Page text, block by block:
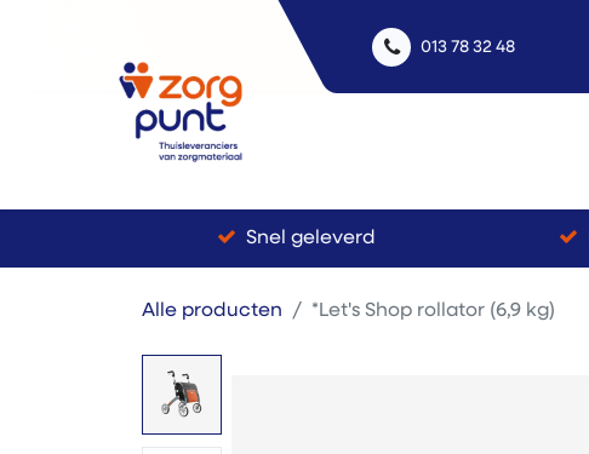
013 78 32 48
Snel geleverd
Alle producten *Let's Shop rollator (6,9 kg)